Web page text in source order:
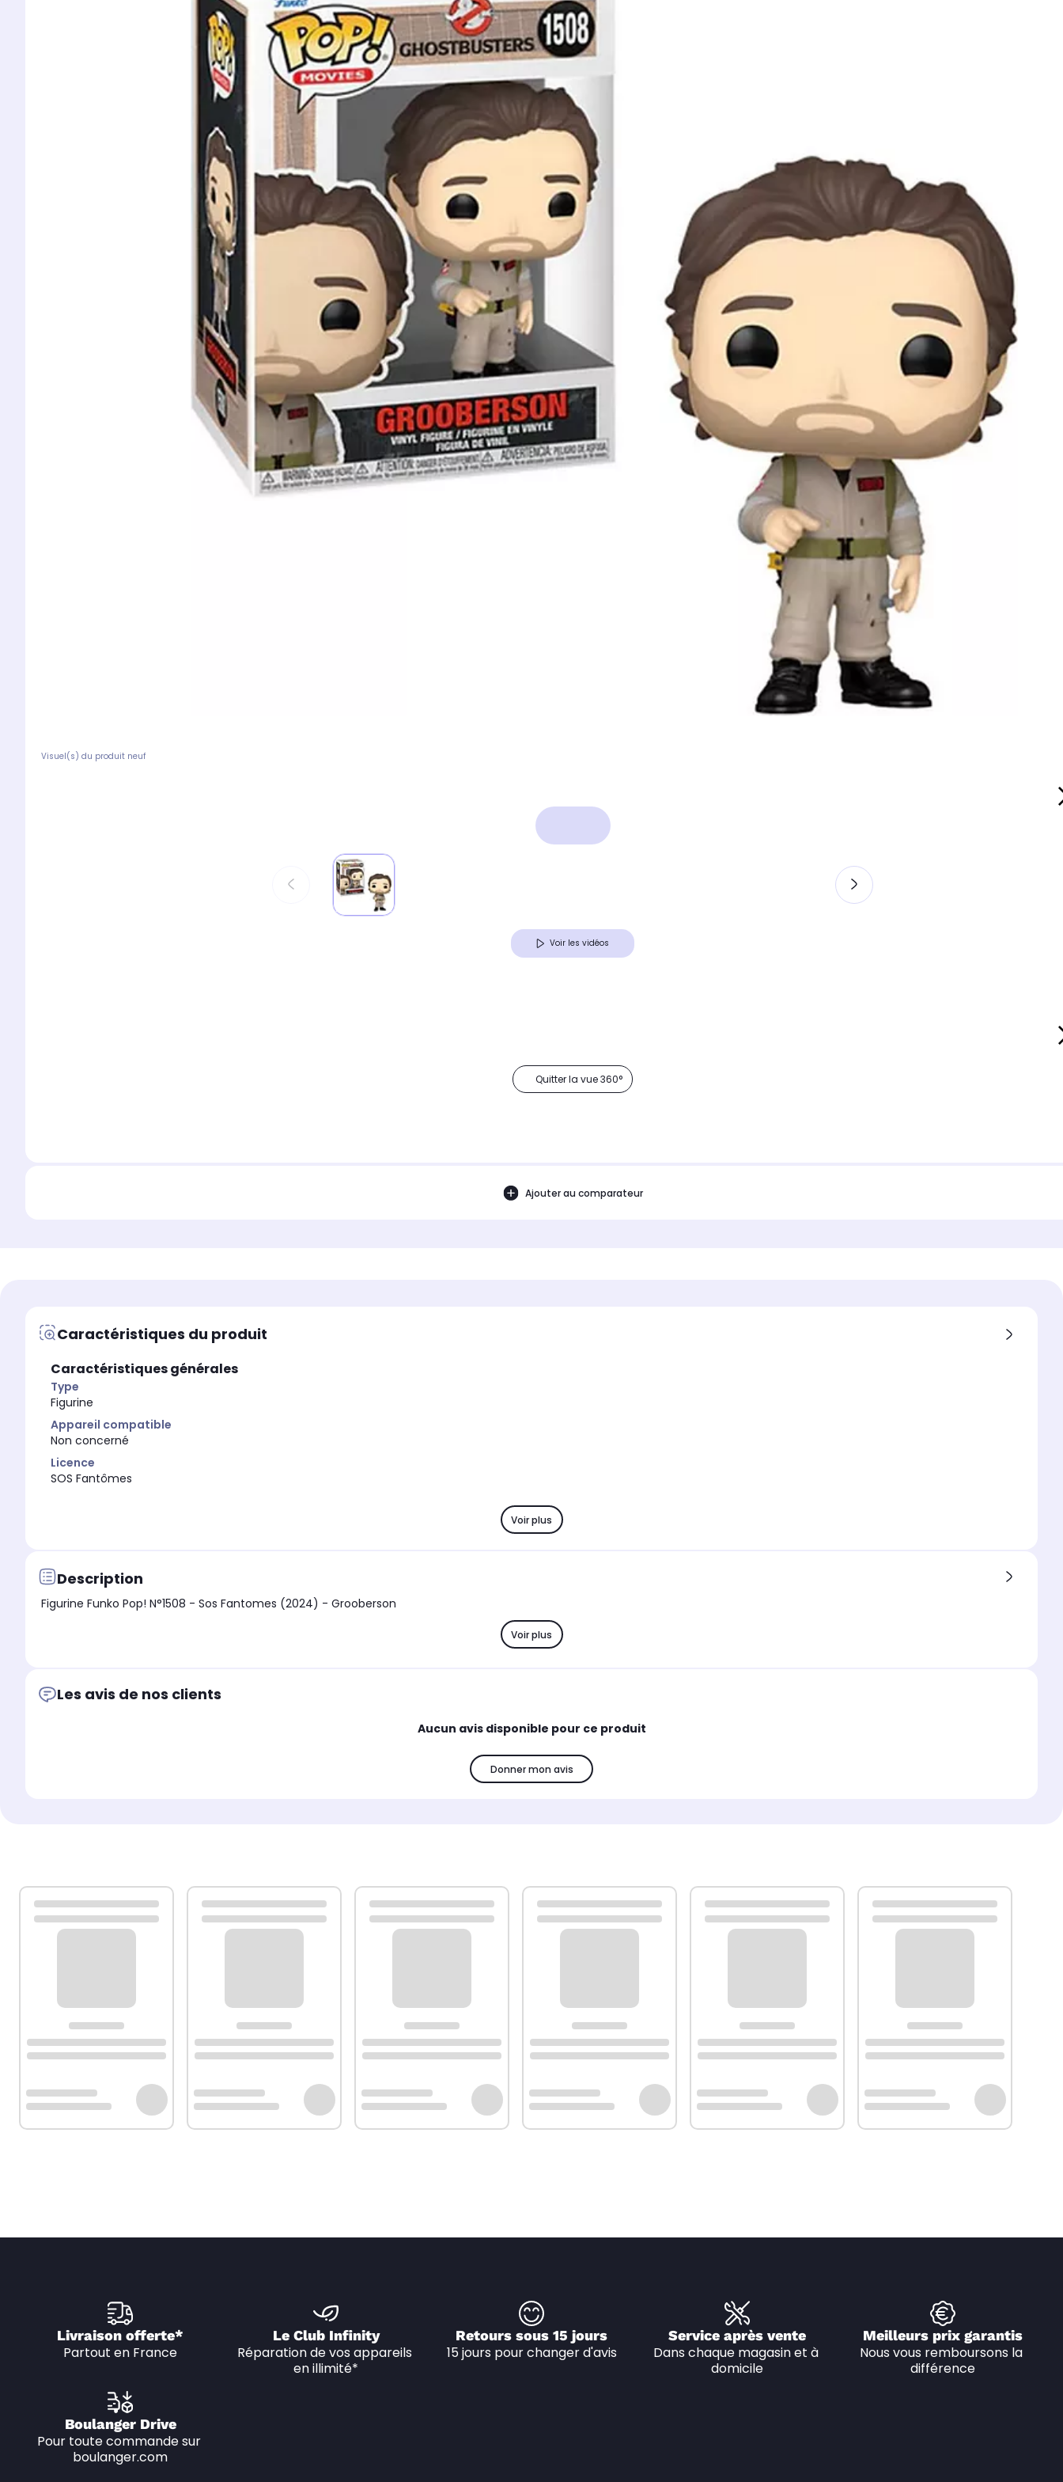
Visuel(s) du produit neuf
Voir les vidéos
Quitter la vue 360°
Ajouter au comparateur
Caractéristiques du produit
Caractéristiques générales
Type
Figurine
Appareil compatible
Non concerné
Licence
SOS Fantômes
Voir plus
Description
Figurine Funko Pop! N°1508 - Sos Fantomes (2024) - Grooberson
Voir plus
Les avis de nos clients
Aucun avis disponible pour ce produit
Donner mon avis
Livraison offerte*
Partout en France
Le Club Infinity
Réparation de vos appareils
en illimité*
Retours sous 15 jours
15 jours pour changer d'avis
Service après vente
Dans chaque magasin et à
domicile
Meilleurs prix garantis
Nous vous remboursons la
différence
Boulanger Drive
Pour toute commande sur
boulanger.com